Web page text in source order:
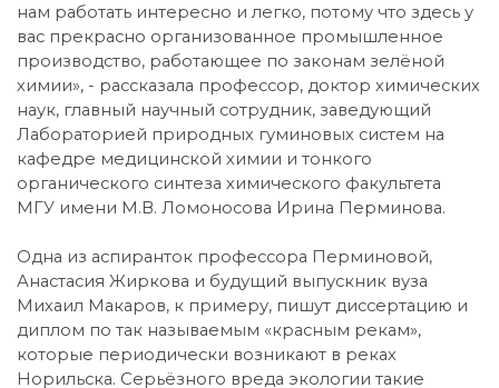
нам работать интересно и легко, потому что здесь у
вас прекрасно организованное промышленное
производство, работающее по законам зелёной
химии», - рассказала профессор, доктор химических
наук, главный научный сотрудник, заведующий
Лабораторией природных гуминовых систем на
кафедре медицинской химии и тонкого
органического синтеза химического факультета
МГУ имени М.В. Ломоносова Ирина Перминова.
Одна из аспиранток профессора Перминовой,
Анастасия Жиркова и будущий выпускник вуза
Михаил Макаров, к примеру, пишут диссертацию и
диплом по так называемым «красным рекам»,
которые периодически возникают в реках
Норильска. Серьёзного вреда экологии такие